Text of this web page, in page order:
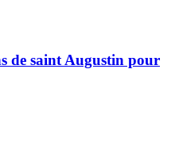
de saint Augustin pour